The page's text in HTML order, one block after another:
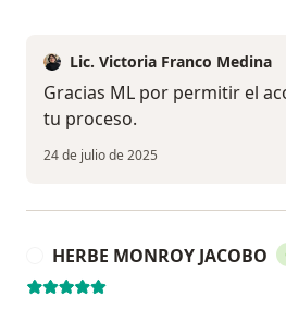
Lic. Victoria Franco Medina
Gracias ML por permitir el
tu proceso.
24 de julio de 2025
HERBE MONROY JACOBO